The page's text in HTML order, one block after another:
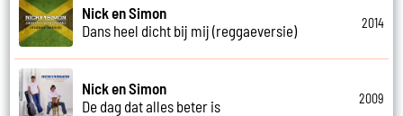
Nick en Simon
Dans heel dicht bij mij (reggaeversie)
2014
Nick en Simon
De dag dat alles beter is
2009